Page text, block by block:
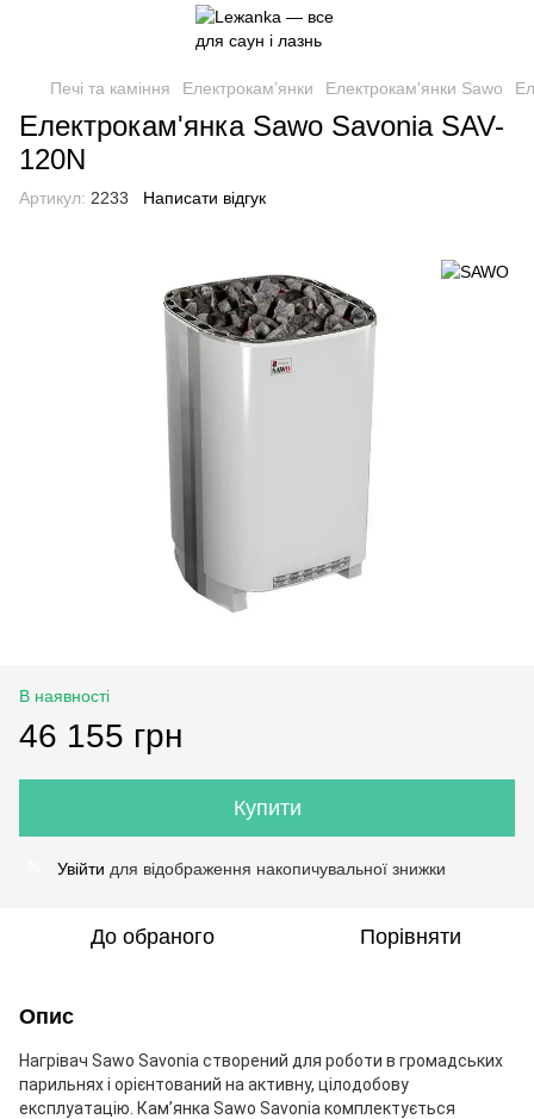
Печі та каміння Електрокам’янки Електрокам'янки Sawo
Електрокам'янка Sawo Savonia SAV-
120N
Артикул: 2233 Написати відгук
В наявності
46 155 грн
Купити
Увійти для відображення накопичувальної знижки
До обраного Порівняти
Опис
Нагрівач Sawo Savonia створений для роботи в громадських
парильнях і орієнтований на активну, цілодобову
експлуатацію. Кам’янка Sawo Savonia комплектується